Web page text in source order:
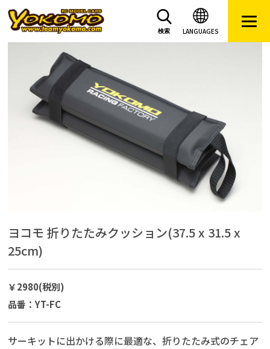
LANGUAGES
検索
ヨコモ 折りたたみクッション(37.5 x 31.5 x
25cm)
￥2980(税別)
品番：YT-FC
サーキットに出かける際に最適な、折りたたみ式のチェア